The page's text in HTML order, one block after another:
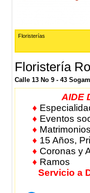
Floristerías
Floristería
Calle 13 No 9 - 43
AIDE
♦
♦ Eventos
♦
♦ 15 Años,
♦ Coronas y
♦ Ramos
Servicio a